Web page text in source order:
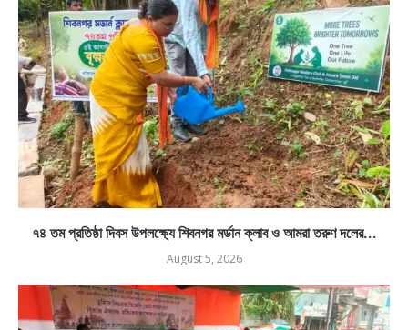
৭৪ তম প্রতিষ্ঠা দিবস উপলক্ষ্যে শিবনগর মর্ডান ক্লাব ও আমরা তরুণ দলের...
August 5, 2026